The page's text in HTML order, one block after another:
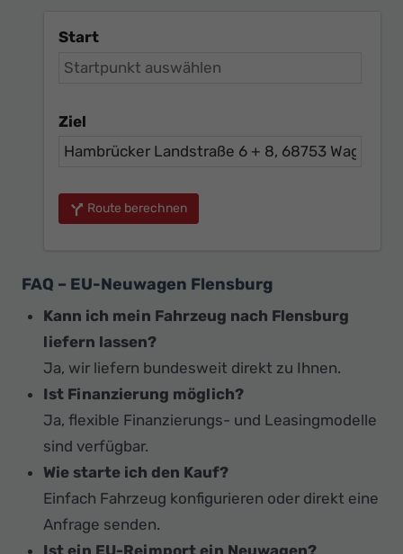
Start
Ziel
Route berechnen
FAQ – EU-Neuwagen Flensburg
Kann ich mein Fahrzeug nach Flensburg
liefern lassen?
Ja, wir liefern bundesweit direkt zu Ihnen.
Ist Finanzierung möglich?
Ja, flexible Finanzierungs- und Leasingmodelle
sind verfügbar.
Wie starte ich den Kauf?
Einfach Fahrzeug konfigurieren oder direkt eine
Anfrage senden.